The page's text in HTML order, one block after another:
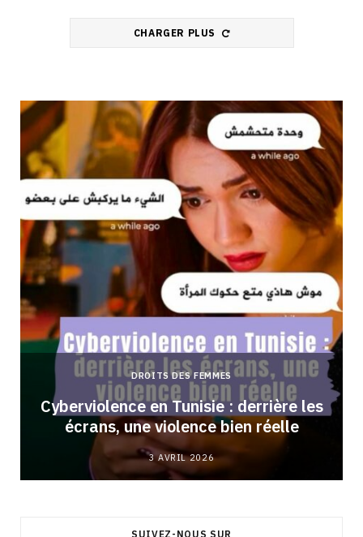
CHARGER PLUS
DROITS DES FEMMES
Cyberviolence en Tunisie : derrière les
écrans, une violence bien réelle
3 AVRIL 2026
SUIVEZ-NOUS SUR